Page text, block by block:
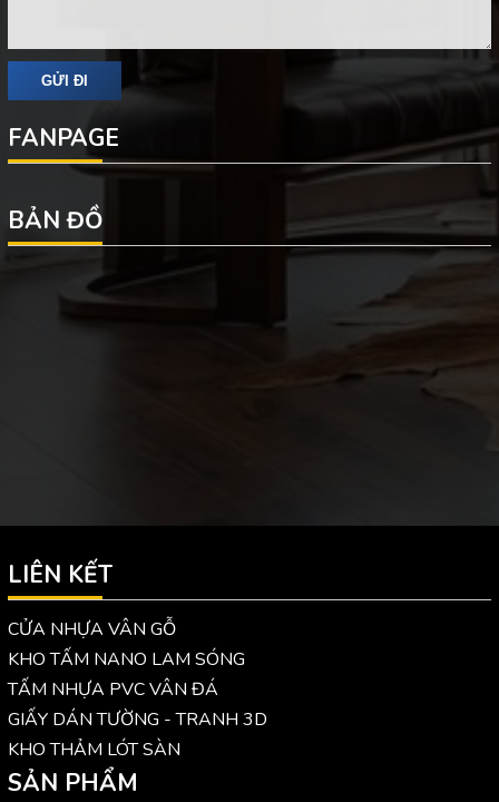
FANPAGE
BẢN ĐỒ
LIÊN KẾT
CỬA NHỰA VÂN GỖ
KHO TẤM NANO LAM SÓNG
TẤM NHỰA PVC VÂN ĐÁ
GIẤY DÁN TƯỜNG - TRANH 3D
KHO THẢM LÓT SÀN
SẢN PHẨM